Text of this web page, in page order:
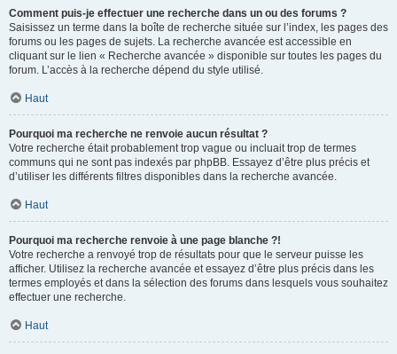
Comment puis-je effectuer une recherche dans un ou des forums ?
Saisissez un terme dans la boîte de recherche située sur l’index, les pages des
forums ou les pages de sujets. La recherche avancée est accessible en
cliquant sur le lien « Recherche avancée » disponible sur toutes les pages du
forum. L’accès à la recherche dépend du style utilisé.
Haut
Pourquoi ma recherche ne renvoie aucun résultat ?
Votre recherche était probablement trop vague ou incluait trop de termes
communs qui ne sont pas indexés par phpBB. Essayez d’être plus précis et
d’utiliser les différents filtres disponibles dans la recherche avancée.
Haut
Pourquoi ma recherche renvoie à une page blanche ?!
Votre recherche a renvoyé trop de résultats pour que le serveur puisse les
afficher. Utilisez la recherche avancée et essayez d’être plus précis dans les
termes employés et dans la sélection des forums dans lesquels vous souhaitez
effectuer une recherche.
Haut